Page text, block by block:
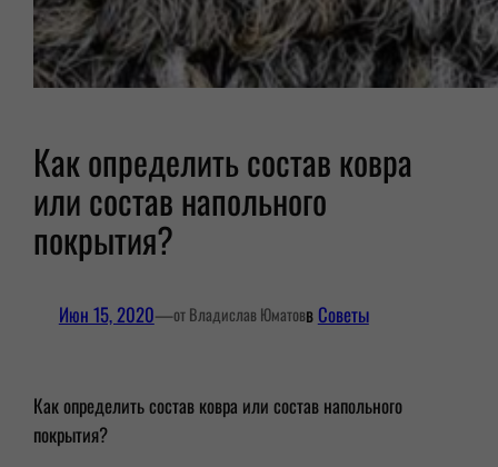
Как определить состав ковра
или состав напольного
покрытия?
Июн 15, 2020—от Владислав Юматовв Советы
Как определить состав ковра или состав напольного
покрытия?